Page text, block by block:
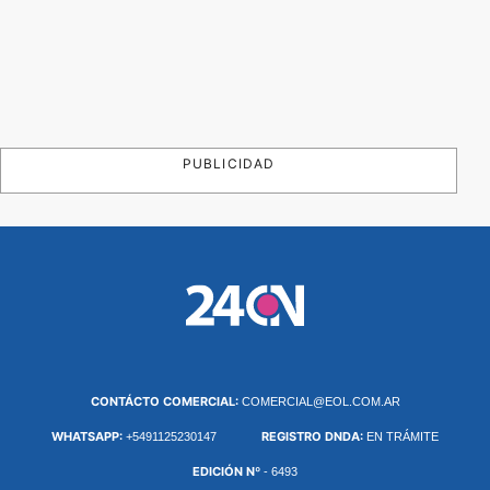
PUBLICIDAD
CONTÁCTO COMERCIAL: COMERCIAL@EOL.COM.AR
WHATSAPP: +5491125230147 REGISTRO DNDA: EN TRÁMITE
EDICIÓN Nº - 6493